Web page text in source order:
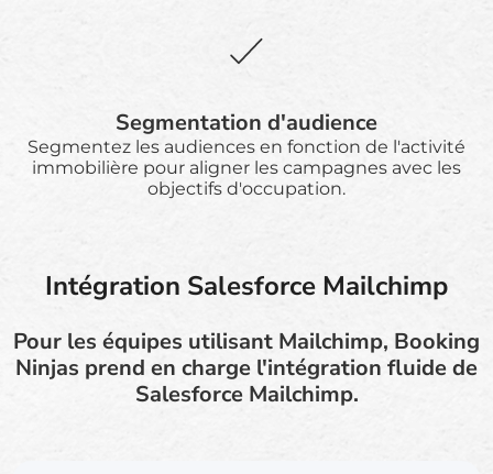
Segmentation d'audience
Segmentez les audiences en fonction de l'activité
immobilière pour aligner les campagnes avec les
objectifs d'occupation.
Intégration Salesforce Mailchimp
Pour les équipes utilisant Mailchimp, Booking
Ninjas prend en charge l'intégration fluide de
Salesforce Mailchimp.